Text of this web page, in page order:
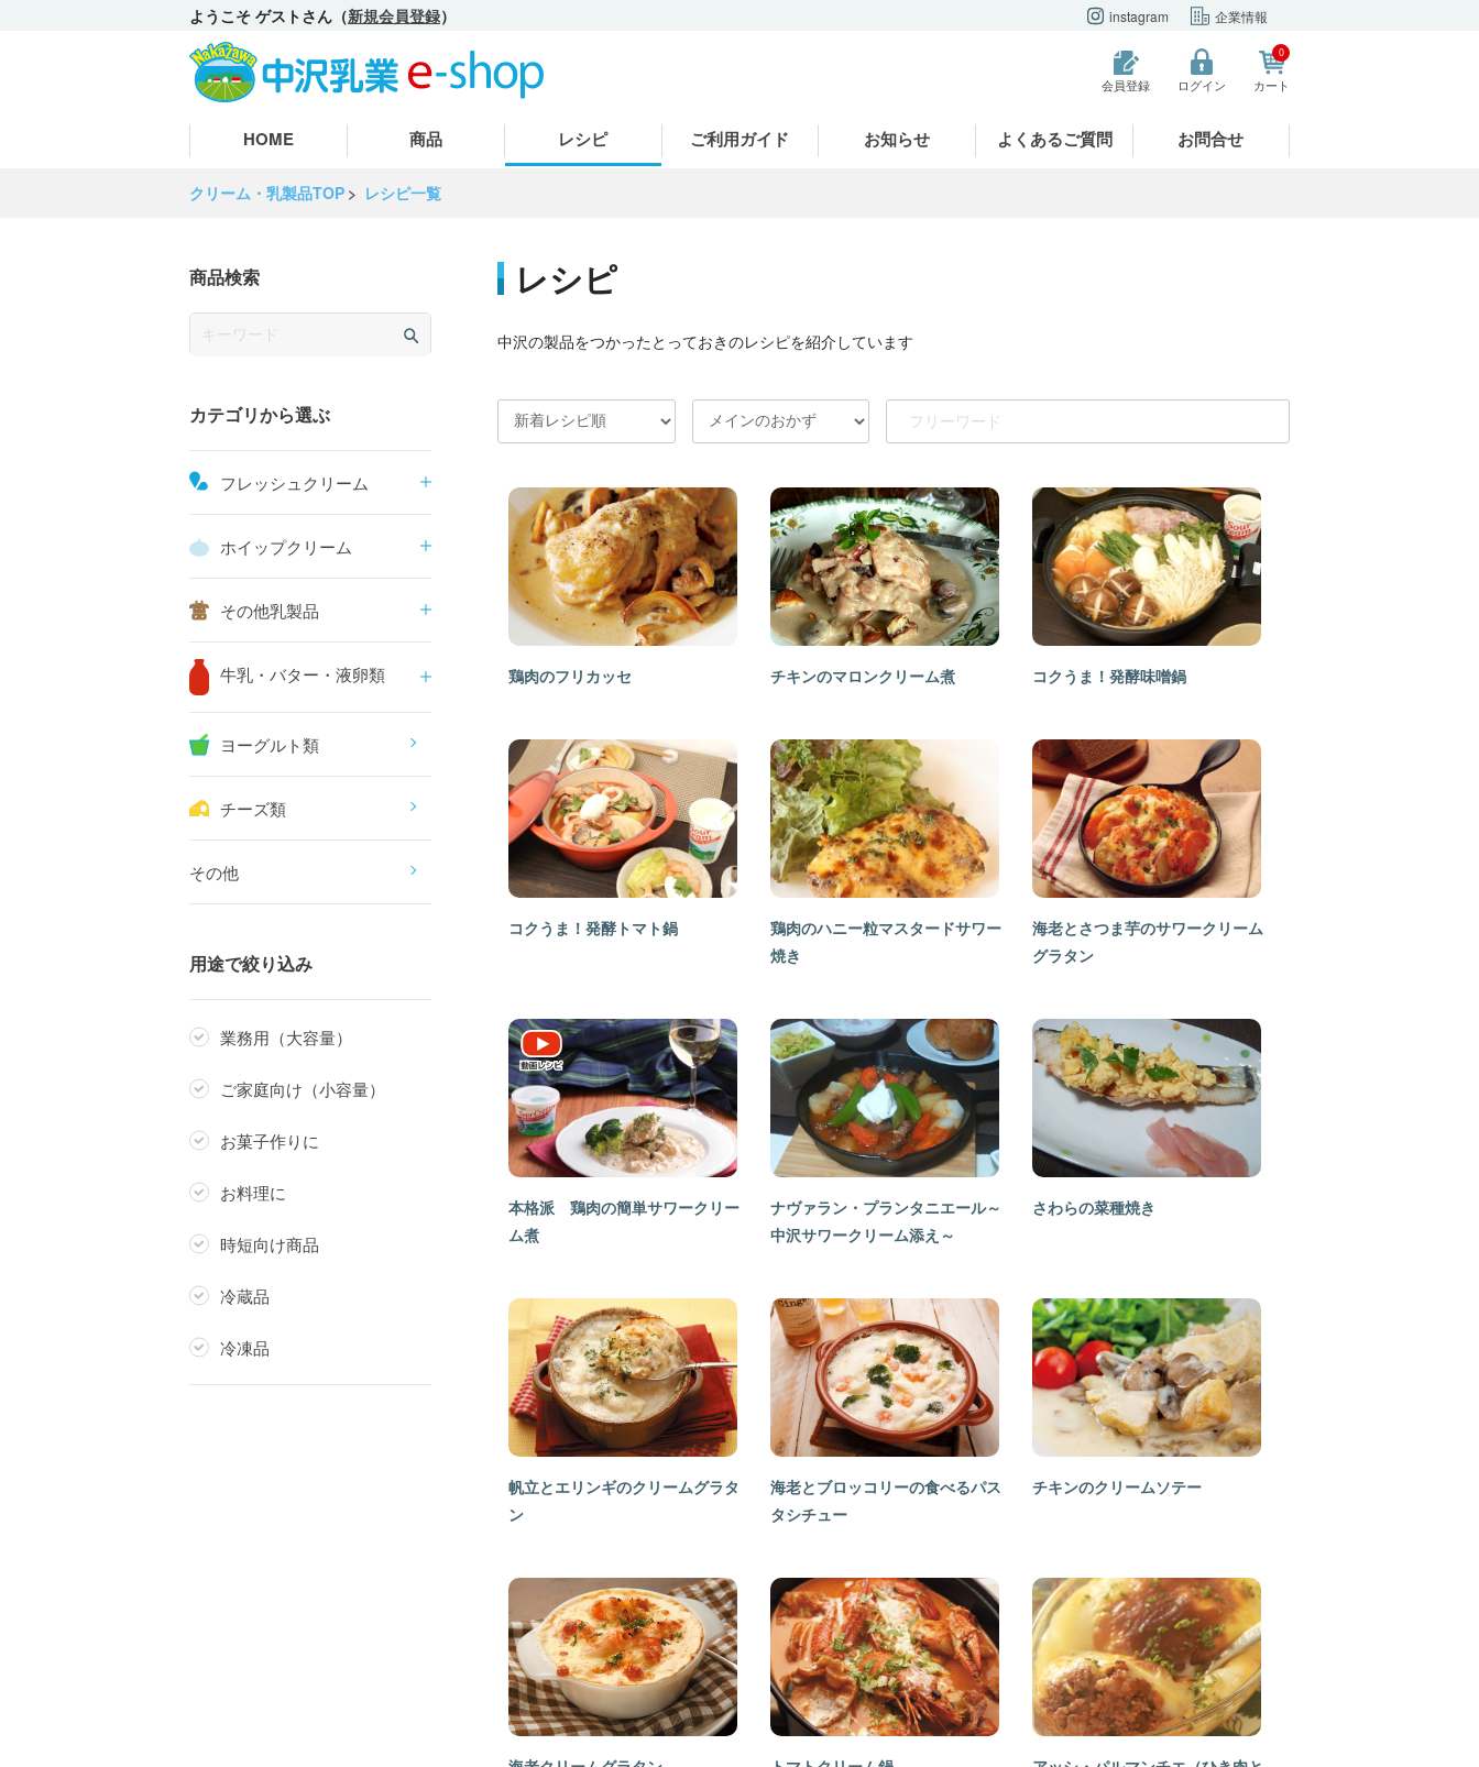
ようこそ ゲストさん（新規会員登録） instagram 企業情報
会員登録 ログイン
0
カート
HOME 商品 レシピ ご利用ガイド お知らせ よくあるご質問 お問合せ
クリーム・乳製品TOP レシピ一覧
商品検索
カテゴリから選ぶ
フレッシュクリーム
ホイップクリーム
その他乳製品
牛乳・バター・液卵類
ヨーグルト類
チーズ類
その他
用途で絞り込み
業務用（大容量）
ご家庭向け（小容量）
お菓子作りに
お料理に
時短向け商品
冷蔵品
冷凍品
レシピ
中沢の製品をつかったとっておきのレシピを紹介しています
鶏肉のフリカッセ チキンのマロンクリーム煮 コクうま！発酵味噌鍋
コクうま！発酵トマト鍋
鶏肉のハニー粒マスタードサワー
焼き
海老とさつま芋のサワークリーム
グラタン
本格派 鶏肉の簡単サワークリー
ム煮
ナヴァラン・プランタニエール～
中沢サワークリーム添え～
さわらの菜種焼き
帆立とエリンギのクリームグラタ
ン
海老とブロッコリーの食べるパス
タシチュー
チキンのクリームソテー